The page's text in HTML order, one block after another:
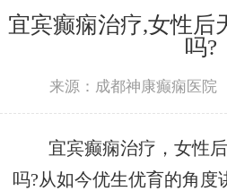
宜宾癫痫治疗,女性后
吗?
来源：成都神康癫痫医院
宜宾癫痫治疗，女性后
吗?从如今优生优育的角度